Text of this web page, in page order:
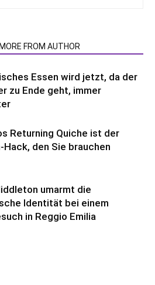
MORE FROM AUTHOR
Essen wird jetzt, da der
zu Ende geht, immer
Returning Quiche ist der
Hack, den Sie brauchen
umarmt die
Identität bei einem
in Reggio Emilia